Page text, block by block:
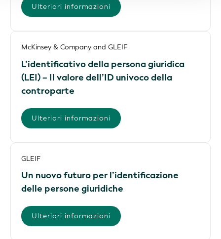
Ulteriori informazioni
McKinsey & Company and GLEIF
L’identificativo della persona giuridica
(LEI) – Il valore dell’ID univoco della
controparte
Ulteriori informazioni
GLEIF
Un nuovo futuro per l’identificazione
delle persone giuridiche
Ulteriori informazioni